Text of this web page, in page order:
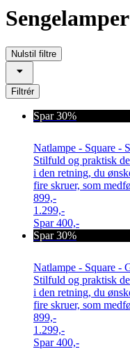
Sengelamper
Nulstil filtre
Filtrér
Spar 30%
Natlampe - Square -
Stilfuld og praktisk
i den retning, du
fire skruer, som
899,-
1.299,-
Spar400,-
Spar 30%
Natlampe - Square -
Stilfuld og praktisk
i den retning, du
fire skruer, som
899,-
1.299,-
Spar400,-